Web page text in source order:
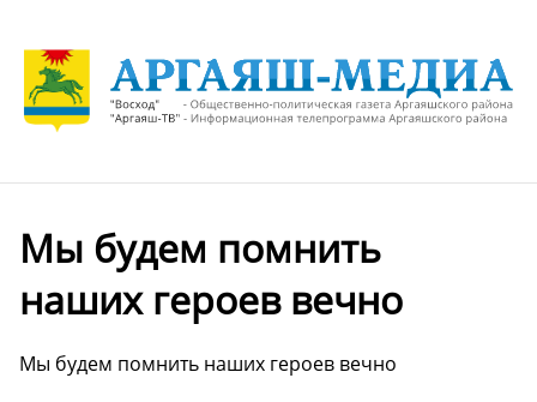
Мы будем помнить
наших героев вечно
Мы будем помнить наших героев вечно